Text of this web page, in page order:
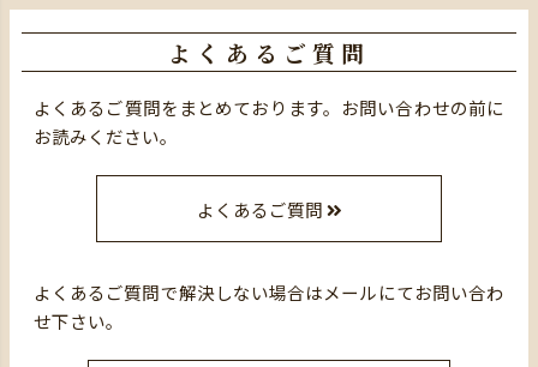
よくあるご質問
よくあるご質問をまとめております。お問い合わせの前に
お読みください。
よくあるご質問
よくあるご質問で解決しない場合はメールにてお問い合わ
せ下さい。